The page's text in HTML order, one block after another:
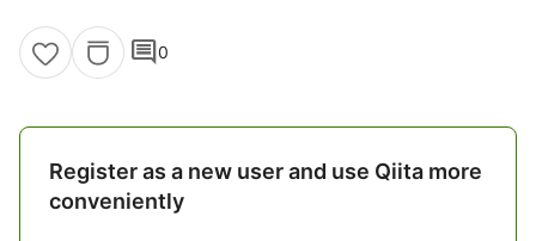
comment0
Register as a new user and use Qiita more
conveniently